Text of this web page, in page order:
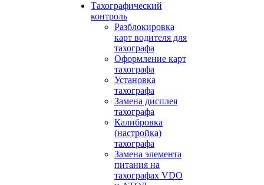
Тахографический
контроль
Разблокировка
карт водителя для
тахографа
Оформление карт
тахографа
Установка
тахографа
Замена дисплея
тахографа
Калибровка
(настройка)
тахографа
Замена элемента
питания на
тахографах VDO